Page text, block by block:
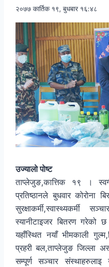
२०७७ कार्तिक १९, बुधबार १६:४८
उज्यालो पोष्ट
ताप्लेजुङ,कात्तिक १९ ।
प्रतिष्ठानले बुधवार कोरोना
सुरक्षाकर्मी,स्वास्थ्यकर्मी
स्यानीटाइजर बितरण गरेको
यहाँस्थित नयाँ भीमकाली
प्रहरी बल,ताप्लेजुङ जिल्ला
सम्पूर्ण सञ्चार